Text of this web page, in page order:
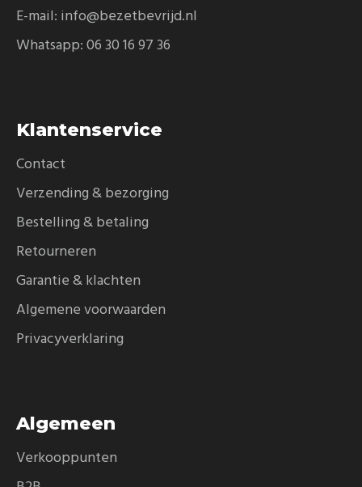
E-mail: info@bezetbevrijd.nl
Whatsapp:06 30 16 97 36
Klantenservice
Contact
Verzending & bezorging
Bestelling & betaling
Retourneren
Garantie & klachten
Algemene voorwaarden
Privacyverklaring
Algemeen
Verkooppunten